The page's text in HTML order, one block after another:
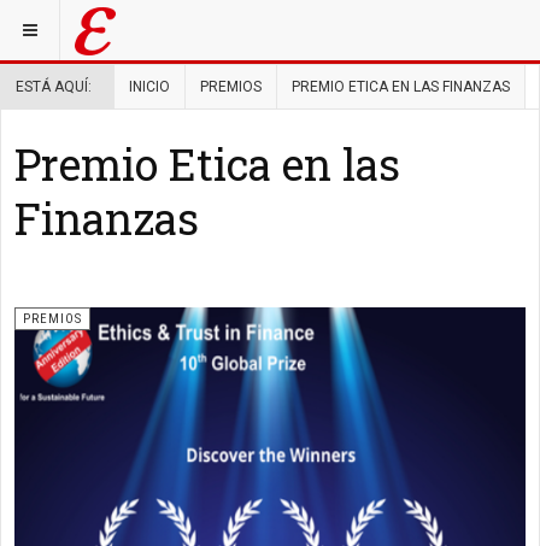
ESTÁ AQUÍ: INICIO PREMIOS PREMIO ETICA EN LAS FINANZAS
Premio Etica en las
Finanzas
PREMIOS